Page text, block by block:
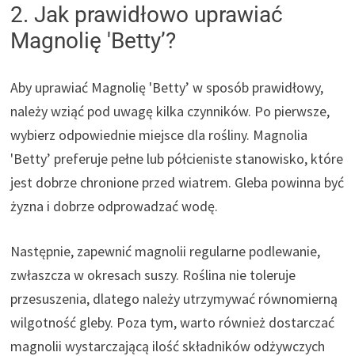
2. Jak prawidłowo uprawiać
Magnolię 'Betty’?
Aby uprawiać Magnolię 'Betty’ w sposób prawidłowy,
należy wziąć pod uwagę kilka czynników. Po pierwsze,
wybierz odpowiednie miejsce dla rośliny. Magnolia
'Betty’ preferuje pełne lub półcieniste stanowisko, które
jest dobrze chronione przed wiatrem. Gleba powinna być
żyzna i dobrze odprowadzać wodę.
Następnie, zapewnić magnolii regularne podlewanie,
zwłaszcza w okresach suszy. Roślina nie toleruje
przesuszenia, dlatego należy utrzymywać równomierną
wilgotność gleby. Poza tym, warto również dostarczać
magnolii wystarczającą ilość składników odżywczych